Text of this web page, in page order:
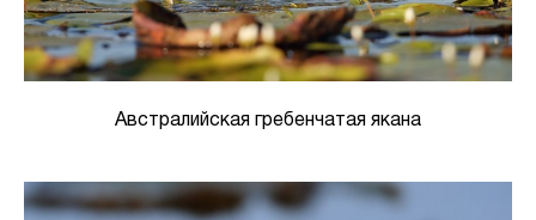
Австралийская гребенчатая якана